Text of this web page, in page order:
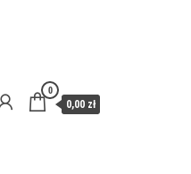
0
0,00 zł